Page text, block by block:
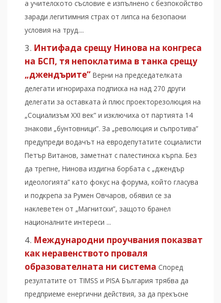
а учителското съсловие е изпълнено с безпокойство
заради легитимния страх от липса на безопасни
условия на труд....
Интифада срещу Нинова на конгреса
на БСП, тя непоклатима в танка срещу
„джендърите” Верни на председателката
делегати игнорираха подписка на над 270 други
делегати за оставката ѝ плюс проекторезолюция на
„Социализъм XXI век” и изключиха от партията 14
знакови „бунтовници”. За „революция и съпротива”
предупреди водачът на евродепутатите социалисти
Петър Витанов, заметнат с палестинска кърпа. Без
да трепне, Нинова издигна борбата с „джендър
идеологията” като фокус на форума, който гласува
и подкрепа за Румен Овчаров, обявил се за
наклеветен от „Магнитски”, защото бранел
националните интереси ...
Международни проучвания показват
как неравенството проваля
образователната ни система Според
резултатите от TIMSS и PISA България трябва да
предприеме енергични действия, за да прекъсне